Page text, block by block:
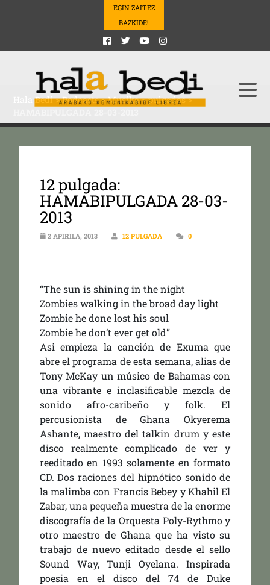
EGIN ZAITEZ
BAZKIDE!
Hala Bedi>Podcasts>Musika>pulgadas>
12 pulgada:
HAMABIPULGADA 28-03-
2013
2 APIRILA, 2013 12 PULGADA 0
“The sun is shining in the night
Zombies walking in the broad day light
Zombie he done lost his soul
Zombie he don’t ever get old”
Asi empieza la canción de Exuma que
abre el programa de esta semana, alias de
Tony McKay un músico de Bahamas con
una vibrante e inclasificable mezcla de
sonido afro-caribeño y folk. El
percusionista de Ghana Okyerema
Ashante, maestro del talkin drum y este
disco realmente complicado de ver y
reeditado en 1993 solamente en formato
CD. Dos raciones del hipnótico sonido de
la malimba con Francis Bebey y Khahil El
Zabar, una pequeña muestra de la enorme
discografía de la Orquesta Poly-Rythmo y
otro maestro de Ghana que ha visto su
trabajo de nuevo editado desde el sello
Sound Way, Tunji Oyelana. Inspirada
poesia en el disco del 74 de Duke